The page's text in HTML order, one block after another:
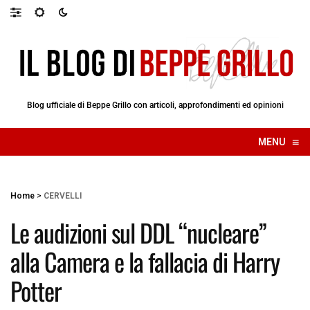
Blog ufficiale di Beppe Grillo con articoli, approfondimenti ed opinioni
MENU ≡
☰
Home > CERVELLI
Le audizioni sul DDL “nucleare”
alla Camera e la fallacia di Harry
Potter